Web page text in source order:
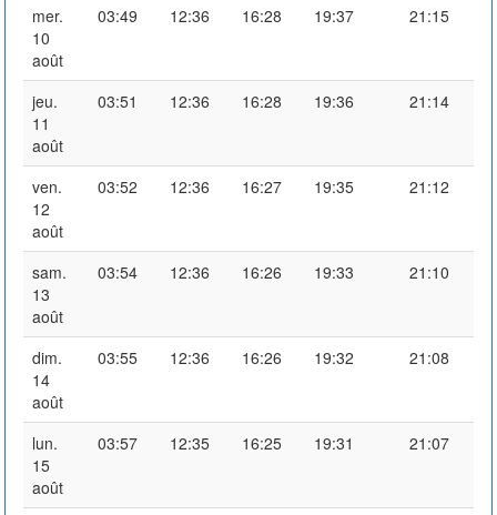
mer.
10
août
03:49 12:36 16:28 19:37 21:15
jeu.
11
août
03:51 12:36 16:28 19:36 21:14
ven.
12
août
03:52 12:36 16:27 19:35 21:12
sam.
13
août
03:54 12:36 16:26 19:33 21:10
dim.
14
août
03:55 12:36 16:26 19:32 21:08
lun.
15
août
03:57 12:35 16:25 19:31 21:07